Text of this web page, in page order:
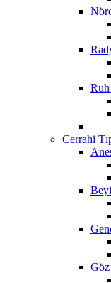
Ruh
Cerrahi
Göz